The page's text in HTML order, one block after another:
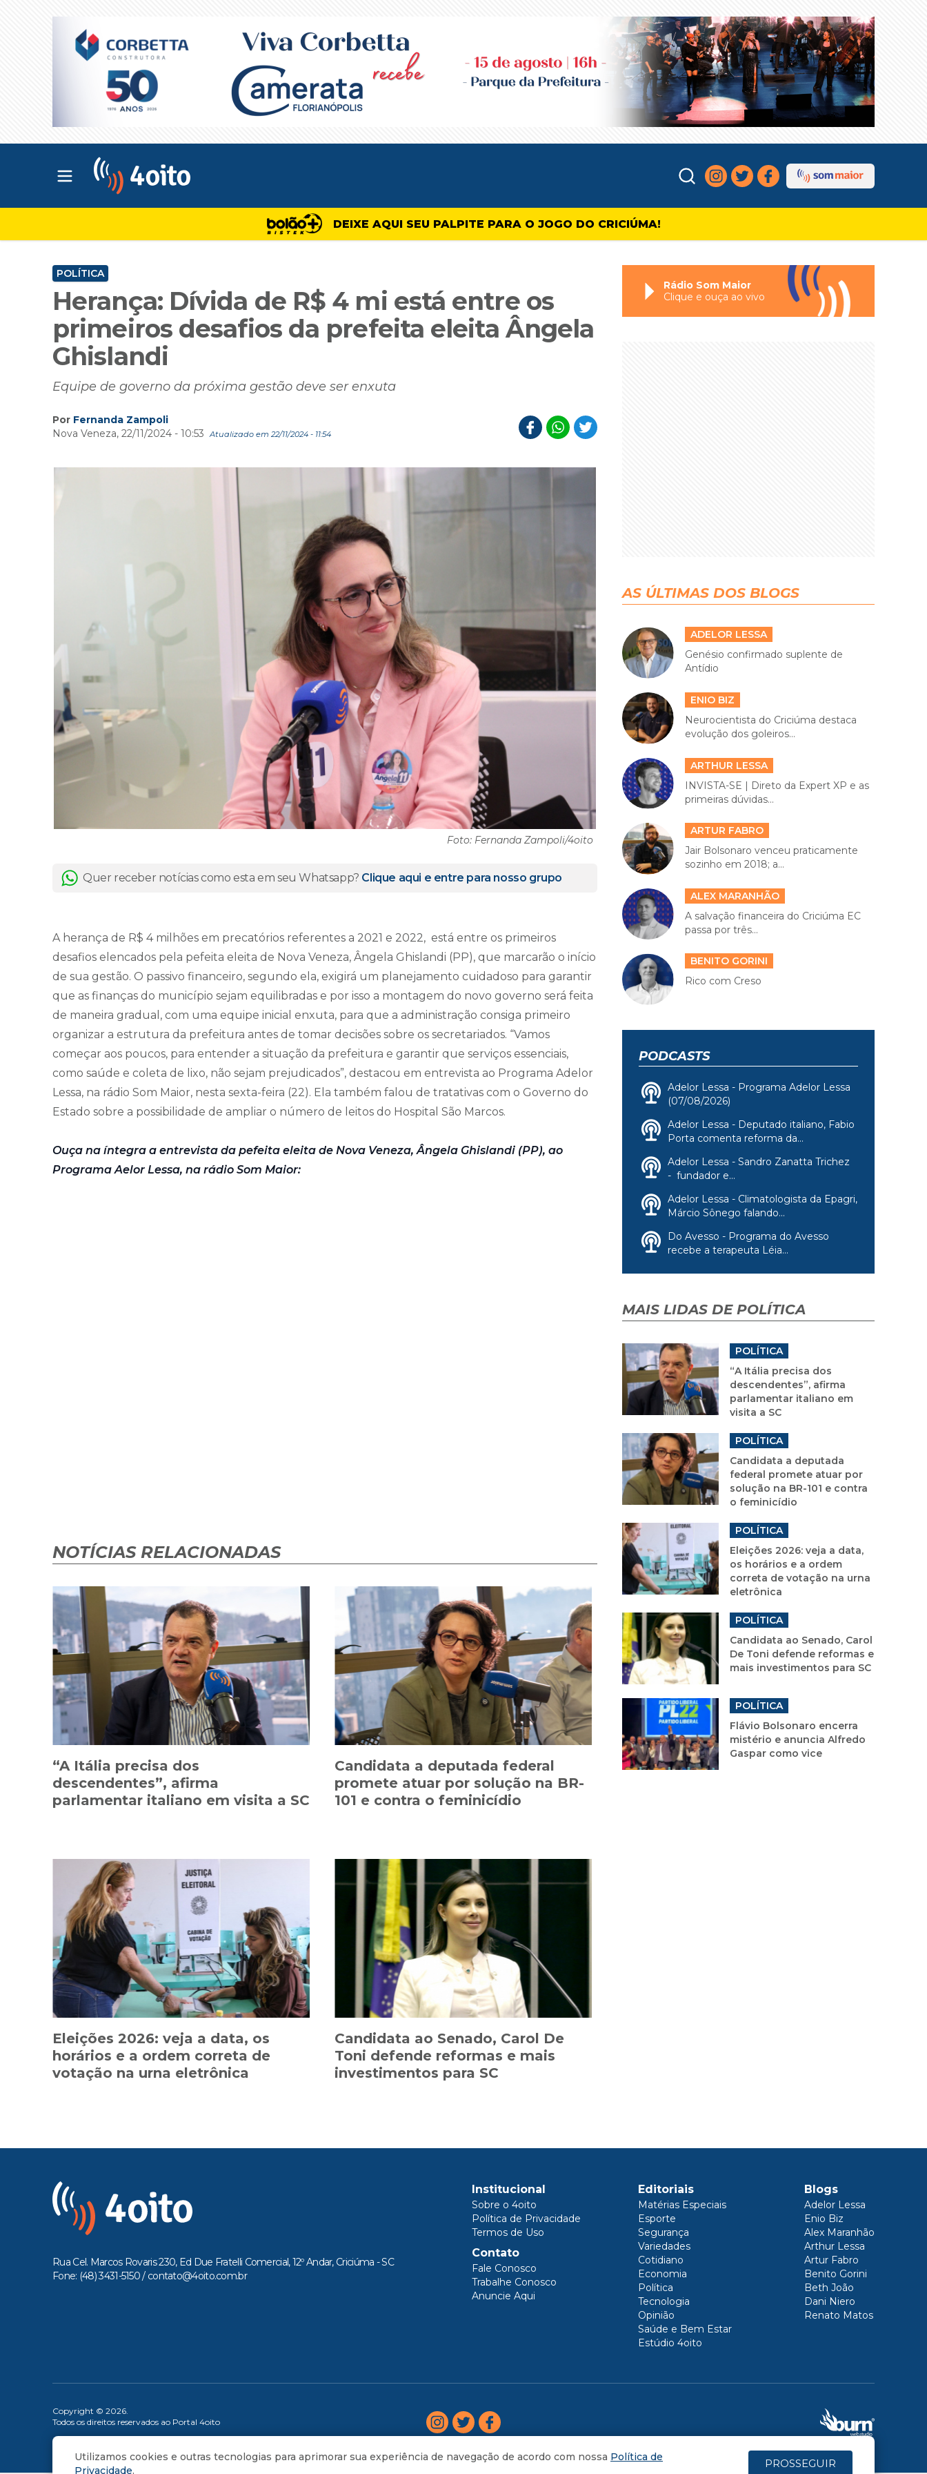
Abrir menu principal
DEIXE AQUI SEU PALPITE PARA O JOGO DO CRICIÚMA!
POLÍTICA
Herança: Dívida de R$ 4 mi está entre os
primeiros desafios da prefeita eleita Ângela
Ghislandi
Equipe de governo da próxima gestão deve ser enxuta
Por Fernanda Zampoli
Nova Veneza, 22/11/2024 - 10:53
Atualizado em 22/11/2024 - 11:54
Foto: Fernanda Zampoli/4oito
Quer receber notícias como esta em seu Whatsapp? Clique aqui e entre para nosso grupo
A herança de R$ 4 milhões em precatórios referentes a 2021 e 2022, está entre os primeiros
desafios elencados pela pefeita eleita de Nova Veneza, Ângela Ghislandi (PP), que marcarão o início
de sua gestão. O passivo financeiro, segundo ela, exigirá um planejamento cuidadoso para garantir
que as finanças do município sejam equilibradas e por isso a montagem do novo governo será feita
de maneira gradual, com uma equipe inicial enxuta, para que a administração consiga primeiro
organizar a estrutura da prefeitura antes de tomar decisões sobre os secretariados. “Vamos
começar aos poucos, para entender a situação da prefeitura e garantir que serviços essenciais,
como saúde e coleta de lixo, não sejam prejudicados”, destacou em entrevista ao Programa Adelor
Lessa, na rádio Som Maior, nesta sexta-feira (22). Ela também falou de tratativas com o Governo do
Estado sobre a possibilidade de ampliar o número de leitos do Hospital São Marcos.
Ouça na íntegra a entrevista da pefeita eleita de Nova Veneza, Ângela Ghislandi (PP), ao
Programa Aelor Lessa, na rádio Som Maior:
NOTÍCIAS RELACIONADAS
“A Itália precisa dos
descendentes”, afirma
parlamentar italiano em visita a SC
Candidata a deputada federal
promete atuar por solução na BR-
101 e contra o feminicídio
Eleições 2026: veja a data, os
horários e a ordem correta de
votação na urna eletrônica
Candidata ao Senado, Carol De
Toni defende reformas e mais
investimentos para SC
Rádio Som Maior
Clique e ouça ao vivo
AS ÚLTIMAS DOS BLOGS
ADELOR LESSA
Genésio confirmado suplente de
Antídio
ENIO BIZ
Neurocientista do Criciúma destaca
evolução dos goleiros...
ARTHUR LESSA
INVISTA-SE | Direto da Expert XP e as
primeiras dúvidas...
ARTUR FABRO
Jair Bolsonaro venceu praticamente
sozinho em 2018; a...
ALEX MARANHÃO
A salvação financeira do Criciúma EC
passa por três...
BENITO GORINI
Rico com Creso
PODCASTS
Adelor Lessa - Programa Adelor Lessa
(07/08/2026)
Adelor Lessa - Deputado italiano, Fabio
Porta comenta reforma da...
Adelor Lessa - Sandro Zanatta Trichez
- fundador e...
Adelor Lessa - Climatologista da Epagri,
Márcio Sônego falando...
Do Avesso - Programa do Avesso
recebe a terapeuta Léia...
MAIS LIDAS DE POLÍTICA
POLÍTICA
“A Itália precisa dos
descendentes”, afirma
parlamentar italiano em
visita a SC
POLÍTICA
Candidata a deputada
federal promete atuar por
solução na BR-101 e contra
o feminicídio
POLÍTICA
Eleições 2026: veja a data,
os horários e a ordem
correta de votação na urna
eletrônica
POLÍTICA
Candidata ao Senado, Carol
De Toni defende reformas e
mais investimentos para SC
POLÍTICA
Flávio Bolsonaro encerra
mistério e anuncia Alfredo
Gaspar como vice
Rua Cel. Marcos Rovaris 230, Ed Due Fratelli Comercial, 12º Andar, Criciúma - SC
Fone: (48) 3431-5150 / contato@4oito.com.br
Institucional
Sobre o 4oito
Política de Privacidade
Termos de Uso
Contato
Fale Conosco
Trabalhe Conosco
Anuncie Aqui
Editoriais
Matérias Especiais
Esporte
Segurança
Variedades
Cotidiano
Economia
Política
Tecnologia
Opinião
Saúde e Bem Estar
Estúdio 4oito
Blogs
Adelor Lessa
Enio Biz
Alex Maranhão
Arthur Lessa
Artur Fabro
Benito Gorini
Beth João
Dani Niero
Renato Matos
Copyright © 2026.
Todos os direitos reservados ao Portal 4oito
Utilizamos cookies e outras tecnologias para aprimorar sua experiência de navegação de acordo com nossa Política de
Privacidade.
PROSSEGUIR